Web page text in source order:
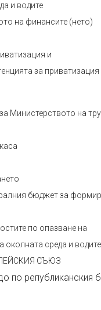
и водите
на финансите (нето)
и
за приватизация
Министерството на
бюджет за
по опазване на
околната среда и водите
СЪЮЗ
републиканския